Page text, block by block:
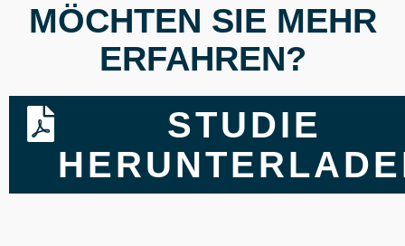
MÖCHTEN SIE MEHR
ERFAHREN?
STUDIE